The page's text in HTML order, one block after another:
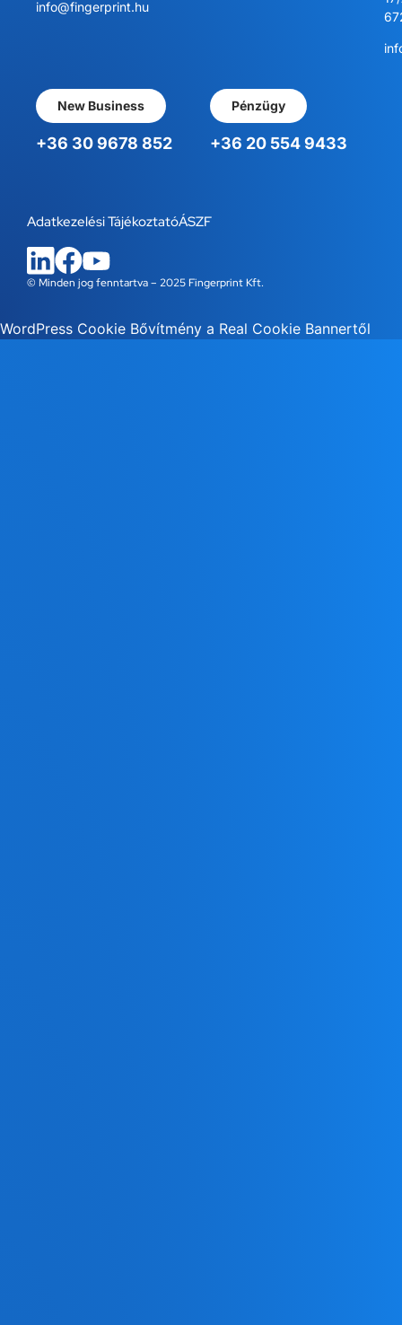
info@fingerprint.hu
New Business
+36 30 9678 852
Pénzügy
+36 20 554 9433
© Minden jog fenntartva – 2025 Fingerprint Kft.
Adatkezelési TájékoztatóÁSZF
WordPress Cookie Bővítmény a Real Cookie Bannertől